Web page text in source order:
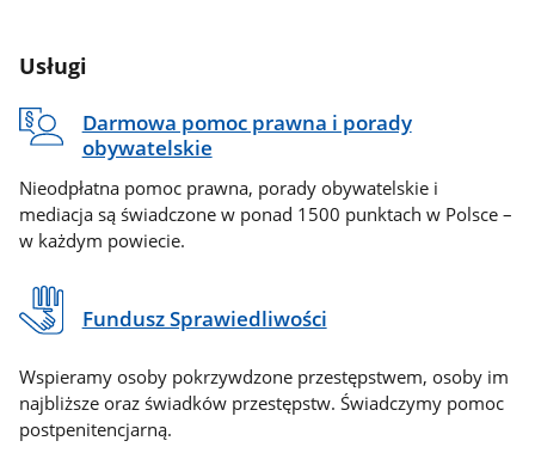
Usługi
Darmowa pomoc prawna i porady
obywatelskie
Nieodpłatna pomoc prawna, porady obywatelskie i
mediacja są świadczone w ponad 1500 punktach w Polsce –
w każdym powiecie.
Fundusz Sprawiedliwości
Wspieramy osoby pokrzywdzone przestępstwem, osoby im
najbliższe oraz świadków przestępstw. Świadczymy pomoc
postpenitencjarną.